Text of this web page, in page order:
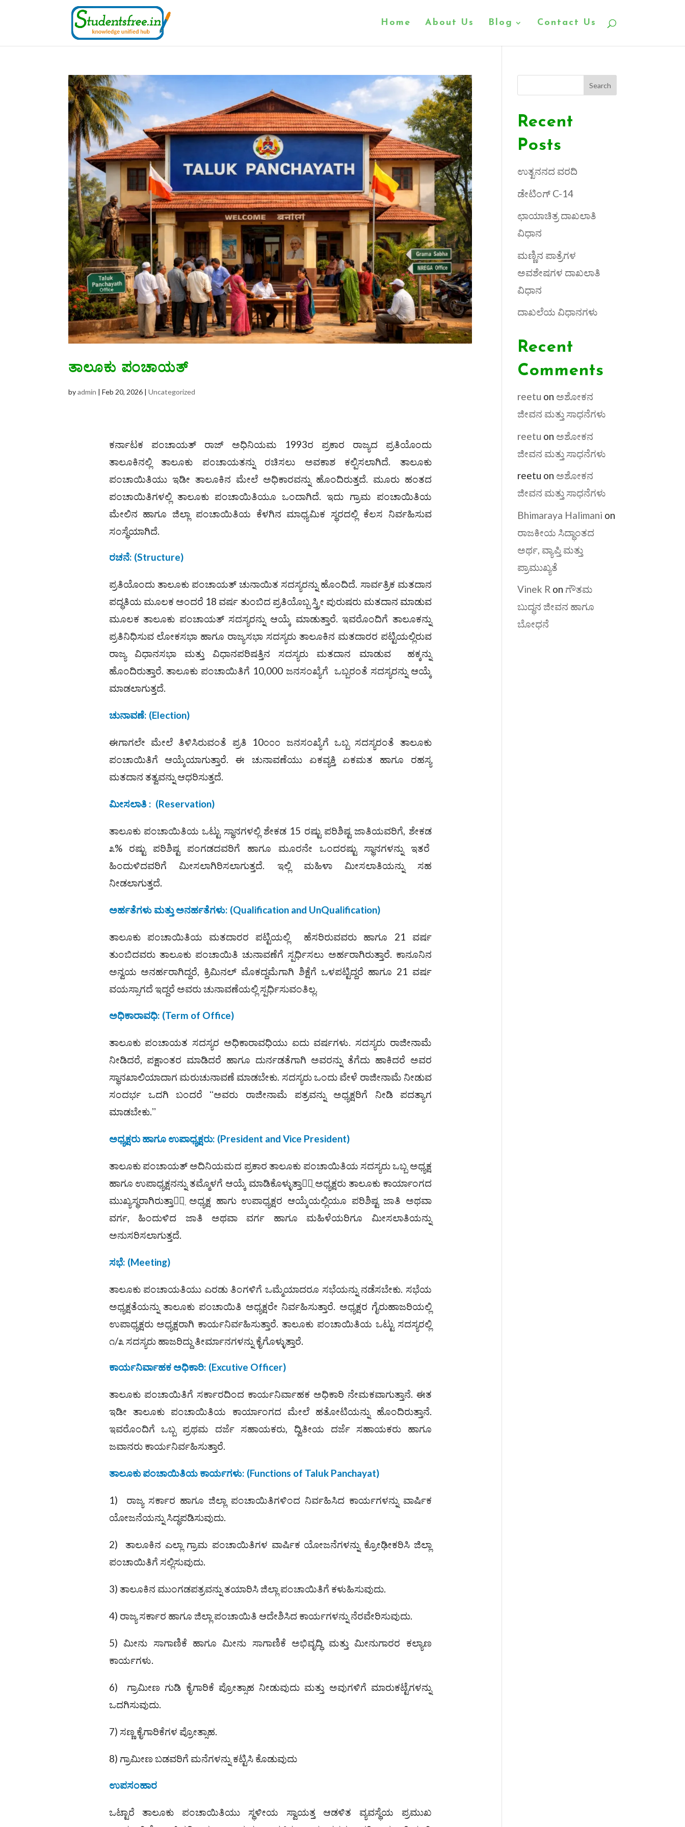
Home About Us Blog Contact Us
ತಾಲೂಕು ಪಂಚಾಯತ್
byadmin |Feb 20, 2026 |Uncategorized
ಕರ್ನಾಟಕ ಪಂಚಾಯತ್ ರಾಜ್ ಅಧಿನಿಯಮ 1993ರ ಪ್ರಕಾರ ರಾಜ್ಯದ ಪ್ರತಿಯೊಂದು
ತಾಲೂಕಿನಲ್ಲಿ ತಾಲೂಕು ಪಂಚಾಯತನ್ನು ರಚಿಸಲು ಅವಕಾಶ ಕಲ್ಪಿಸಲಾಗಿದೆ. ತಾಲೂಕು
ಪಂಚಾಯಿತಿಯು ಇಡೀ ತಾಲೂಕಿನ ಮೇಲೆ ಅಧಿಕಾರವನ್ನು ಹೊಂದಿರುತ್ತದೆ. ಮೂರು ಹಂತದ
ಪಂಚಾಯಿತಿಗಳಲ್ಲಿ ತಾಲೂಕು ಪಂಚಾಯಿತಿಯೂ ಒಂದಾಗಿದೆ. ಇದು ಗ್ರಾಮ ಪಂಚಾಯಿತಿಯ
ಮೇಲಿನ ಹಾಗೂ ಜಿಲ್ಲಾ ಪಂಚಾಯಿತಿಯ ಕೆಳಗಿನ ಮಾಧ್ಯಮಿಕ ಸ್ಥರದಲ್ಲಿ ಕೆಲಸ ನಿರ್ವಹಿಸುವ
ಸಂಸ್ಥೆಯಾಗಿದೆ.
ರಚನೆ: (Structure)
ಪ್ರತಿಯೊಂದು ತಾಲೂಕು ಪಂಚಾಯತ್ ಚುನಾಯಿತ ಸದಸ್ಯರನ್ನು ಹೊಂದಿದೆ. ಸಾರ್ವತ್ರಿಕ ಮತದಾನ
ಪದ್ಧತಿಯ ಮೂಲಕ ಅಂದರೆ 18 ವರ್ಷ ತುಂಬಿದ ಪ್ರತಿಯೊಬ್ಬ ಸ್ತ್ರೀ ಪುರುಷರು ಮತದಾನ ಮಾಡುವ
ಮೂಲಕ ತಾಲೂಕು ಪಂಚಾಯತ್ ಸದಸ್ಯರನ್ನು ಆಯ್ಕೆ ಮಾಡುತ್ತಾರೆ. ಇವರೊಂದಿಗೆ ತಾಲೂಕನ್ನು
ಪ್ರತಿನಿಧಿಸುವ ಲೋಕಸಭಾ ಹಾಗೂ ರಾಜ್ಯಸಭಾ ಸದಸ್ಯರು ತಾಲೂಕಿನ ಮತದಾರರ ಪಟ್ಟಿಯಲ್ಲಿರುವ
ರಾಜ್ಯ ವಿಧಾನಸಭಾ ಮತ್ತು ವಿಧಾನಪರಿಷತ್ತಿನ ಸದಸ್ಯರು ಮತದಾನ ಮಾಡುವ ಹಕ್ಕನ್ನು
ಹೊಂದಿರುತ್ತಾರೆ. ತಾಲೂಕು ಪಂಚಾಯಿತಿಗೆ 10,000 ಜನಸಂಖ್ಯೆಗೆ ಒಬ್ಬರಂತೆ ಸದಸ್ಯರನ್ನು ಆಯ್ಕೆ
ಮಾಡಲಾಗುತ್ತದೆ.
ಚುನಾವಣೆ: (Election)
ಈಗಾಗಲೇ ಮೇಲೆ ತಿಳಿಸಿರುವಂತೆ ಪ್ರತಿ 10೦೦೦ ಜನಸಂಖ್ಯೆಗೆ ಒಬ್ಬ ಸದಸ್ಯರಂತೆ ತಾಲೂಕು
ಪಂಚಾಯಿತಿಗೆ ಆಯ್ಕೆಯಾಗುತ್ತಾರೆ. ಈ ಚುನಾವಣೆಯು ಏಕವ್ಯಕ್ತಿ ಏಕಮತ ಹಾಗೂ ರಹಸ್ಯ
ಮತದಾನ ತತ್ವವನ್ನು ಆಧರಿಸುತ್ತದೆ.
ಮೀಸಲಾತಿ : (Reservation)
ತಾಲೂಕು ಪಂಚಾಯಿತಿಯ ಒಟ್ಟು ಸ್ಥಾನಗಳಲ್ಲಿ ಶೇಕಡ 15 ರಷ್ಟು ಪರಿಶಿಷ್ಟ ಜಾತಿಯವರಿಗೆ, ಶೇಕಡ
೩% ರಷ್ಟು ಪರಿಶಿಷ್ಟ ಪಂಗಡದವರಿಗೆ ಹಾಗೂ ಮೂರನೇ ಒಂದರಷ್ಟು ಸ್ಥಾನಗಳನ್ನು ಇತರೆ
ಹಿಂದುಳಿದವರಿಗೆ ಮೀಸಲಾಗಿರಿಸಲಾಗುತ್ತದೆ. ಇಲ್ಲಿ ಮಹಿಳಾ ಮೀಸಲಾತಿಯನ್ನು ಸಹ
ನೀಡಲಾಗುತ್ತದೆ.
ಅರ್ಹತೆಗಳು ಮತ್ತು ಅನರ್ಹತೆಗಳು: (Qualification and UnQualification)
ತಾಲೂಕು ಪಂಚಾಯಿತಿಯ ಮತದಾರರ ಪಟ್ಟಿಯಲ್ಲಿ ಹೆಸರಿರುವವರು ಹಾಗೂ 21 ವರ್ಷ
ತುಂಬಿದವರು ತಾಲೂಕು ಪಂಚಾಯಿತಿ ಚುನಾವಣೆಗೆ ಸ್ಪರ್ಧಿಸಲು ಅರ್ಹರಾಗಿರುತ್ತಾರೆ. ಕಾನೂನಿನ
ಅನ್ವಯ ಅನರ್ಹರಾಗಿದ್ದರೆ, ಕ್ರಿಮಿನಲ್ ಮೊಕದ್ದಮೆಗಾಗಿ ಶಿಕ್ಷೆಗೆ ಒಳಪಟ್ಟಿದ್ದರೆ ಹಾಗೂ 21 ವರ್ಷ
ವಯಸ್ಸಾಗದೆ ಇದ್ದರೆ ಅವರು ಚುನಾವಣೆಯಲ್ಲಿ ಸ್ಪರ್ಧಿಸುವಂತಿಲ್ಲ.
ಅಧಿಕಾರಾವಧಿ: (Term of Office)
ತಾಲೂಕು ಪಂಚಾಯತ ಸದಸ್ಯರ ಅಧಿಕಾರಾವಧಿಯು ಐದು ವರ್ಷಗಳು. ಸದಸ್ಯರು ರಾಜೀನಾಮೆ
ನೀಡಿದರೆ, ಪಕ್ಷಾಂತರ ಮಾಡಿದರೆ ಹಾಗೂ ದುರ್ನಡತೆಗಾಗಿ ಅವರನ್ನು ತೆಗೆದು ಹಾಕಿದರೆ ಅವರ
ಸ್ಥಾನಖಾಲಿಯಾದಾಗ ಮರುಚುನಾವಣೆ ಮಾಡಬೇಕು. ಸದಸ್ಯರು ಒಂದು ವೇಳೆ ರಾಜೀನಾಮೆ ನೀಡುವ
ಸಂದರ್ಭ ಒದಗಿ ಬಂದರೆ ʻʻಅವರು ರಾಜೀನಾಮೆ ಪತ್ರವನ್ನು ಅಧ್ಯಕ್ಷರಿಗೆ ನೀಡಿ ಪದತ್ಯಾಗ
ಮಾಡಬೇಕು.ʼʼ
ಅಧ್ಯಕ್ಷರು ಹಾಗೂ ಉಪಾಧ್ಯಕ್ಷರು: (President and Vice President)
ತಾಲೂಕು ಪಂಚಾಯತ್ ಅದಿನಿಯಮದ ಪ್ರಕಾರ ತಾಲೂಕು ಪಂಚಾಯಿತಿಯ ಸದಸ್ಯರು ಒಬ್ಬ ಅಧ್ಯಕ್ಷ
ಹಾಗೂ ಉಪಾಧ್ಯಕ್ಷನನ್ನು ತಮ್ಮೊಳಗೆ ಆಯ್ಕೆ ಮಾಡಿಕೊಳ್ಳುತ್ತಾರೆ̤ ಅಧ್ಯಕ್ಷರು ತಾಲೂಕು ಕಾರ್ಯಾಂಗದ
ಮುಖ್ಯಸ್ಥರಾಗಿರುತ್ತಾರೆ̤ ಅಧ್ಯಕ್ಷ ಹಾಗು ಉಪಾಧ್ಯಕ್ಷರ ಆಯ್ಕೆಯಲ್ಲಿಯೂ ಪರಿಶಿಷ್ಟ ಜಾತಿ ಅಥವಾ
ವರ್ಗ, ಹಿಂದುಳಿದ ಜಾತಿ ಅಥವಾ ವರ್ಗ ಹಾಗೂ ಮಹಿಳೆಯರಿಗೂ ಮೀಸಲಾತಿಯನ್ನು
ಅನುಸರಿಸಲಾಗುತ್ತದೆ.
ಸಭೆ: (Meeting)
ತಾಲೂಕು ಪಂಚಾಯತಿಯು ಎರಡು ತಿಂಗಳಿಗೆ ಒಮ್ಮೆಯಾದರೂ ಸಭೆಯನ್ನು ನಡೆಸಬೇಕು. ಸಭೆಯ
ಅಧ್ಯಕ್ಷತೆಯನ್ನು ತಾಲೂಕು ಪಂಚಾಯಿತಿ ಅಧ್ಯಕ್ಷರೇ ನಿರ್ವಹಿಸುತ್ತಾರೆ. ಅಧ್ಯಕ್ಷರ ಗೈರುಹಾಜರಿಯಲ್ಲಿ
ಉಪಾಧ್ಯಕ್ಷರು ಅಧ್ಯಕ್ಷರಾಗಿ ಕಾರ್ಯನಿರ್ವಹಿಸುತ್ತಾರೆ. ತಾಲೂಕು ಪಂಚಾಯಿತಿಯ ಒಟ್ಟು ಸದಸ್ಯರಲ್ಲಿ
೧/೩ ಸದಸ್ಯರು ಹಾಜರಿದ್ದು ತೀರ್ಮಾನಗಳನ್ನು ಕೈಗೊಳ್ಳುತ್ತಾರೆ.
ಕಾರ್ಯನಿರ್ವಾಹಕ ಅಧಿಕಾರಿ: (Excutive Officer)
ತಾಲೂಕು ಪಂಚಾಯಿತಿಗೆ ಸರ್ಕಾರದಿಂದ ಕಾರ್ಯನಿರ್ವಾಹಕ ಅಧಿಕಾರಿ ನೇಮಕವಾಗುತ್ತಾನೆ. ಈತ
ಇಡೀ ತಾಲೂಕು ಪಂಚಾಯಿತಿಯ ಕಾರ್ಯಾಂಗದ ಮೇಲೆ ಹತೋಟಿಯನ್ನು ಹೊಂದಿರುತ್ತಾನೆ.
ಇವರೊಂದಿಗೆ ಒಬ್ಬ ಪ್ರಥಮ ದರ್ಜೆ ಸಹಾಯಕರು, ದ್ವಿತೀಯ ದರ್ಜೆ ಸಹಾಯಕರು ಹಾಗೂ
ಜವಾನರು ಕಾರ್ಯನಿರ್ವಹಿಸುತ್ತಾರೆ.
ತಾಲೂಕು ಪಂಚಾಯಿತಿಯ ಕಾರ್ಯಗಳು: (Functions of Taluk Panchayat)
1) ರಾಜ್ಯ ಸರ್ಕಾರ ಹಾಗೂ ಜಿಲ್ಲಾ ಪಂಚಾಯಿತಿಗಳಿಂದ ನಿರ್ವಹಿಸಿದ ಕಾರ್ಯಗಳನ್ನು ವಾರ್ಷಿಕ
ಯೋಜನೆಯನ್ನು ಸಿದ್ಧಪಡಿಸುವುದು.
2) ತಾಲೂಕಿನ ಎಲ್ಲಾ ಗ್ರಾಮ ಪಂಚಾಯಿತಿಗಳ ವಾರ್ಷಿಕ ಯೋಜನೆಗಳನ್ನು ಕ್ರೋಢೀಕರಿಸಿ ಜಿಲ್ಲಾ
ಪಂಚಾಯಿತಿಗೆ ಸಲ್ಲಿಸುವುದು.
3) ತಾಲೂಕಿನ ಮುಂಗಡಪತ್ರವನ್ನು ತಯಾರಿಸಿ ಜಿಲ್ಲಾ ಪಂಚಾಯಿತಿಗೆ ಕಳುಹಿಸುವುದು.
4) ರಾಜ್ಯ ಸರ್ಕಾರ ಹಾಗೂ ಜಿಲ್ಲಾ ಪಂಚಾಯಿತಿ ಆದೇಶಿಸಿದ ಕಾರ್ಯಗಳನ್ನು ನೆರವೇರಿಸುವುದು.
5) ಮೀನು ಸಾಗಾಣಿಕೆ ಹಾಗೂ ಮೀನು ಸಾಗಾಣಿಕೆ ಅಭಿವೃದ್ಧಿ ಮತ್ತು ಮೀನುಗಾರರ ಕಲ್ಯಾಣ
ಕಾರ್ಯಗಳು.
6) ಗ್ರಾಮೀಣ ಗುಡಿ ಕೈಗಾರಿಕೆ ಪ್ರೋತ್ಸಾಹ ನೀಡುವುದು ಮತ್ತು ಅವುಗಳಿಗೆ ಮಾರುಕಟ್ಟೆಗಳನ್ನು
ಒದಗಿಸುವುದು.
7) ಸಣ್ಣ ಕೈಗಾರಿಕೆಗಳ ಪ್ರೋತ್ಸಾಹ.
8) ಗ್ರಾಮೀಣ ಬಡವರಿಗೆ ಮನೆಗಳನ್ನು ಕಟ್ಟಿಸಿ ಕೊಡುವುದು
ಉಪಸಂಹಾರ
ಒಟ್ಟಾರೆ ತಾಲೂಕು ಪಂಚಾಯಿತಿಯು ಸ್ಥಳೀಯ ಸ್ವಾಯತ್ತ ಆಡಳಿತ ವ್ಯವಸ್ಥೆಯ ಪ್ರಮುಖ
Search
Recent
Posts
ಉತ್ಖನನದ ವರದಿ
ಡೇಟಿಂಗ್ C-14
ಛಾಯಾಚಿತ್ರ ದಾಖಲಾತಿ
ವಿಧಾನ
ಮಣ್ಣಿನ ಪಾತ್ರೆಗಳ
ಅವಶೇಷಗಳ ದಾಖಲಾತಿ
ವಿಧಾನ
ದಾಖಲೆಯ ವಿಧಾನಗಳು
Recent
Comments
reetu on ಅಶೋಕನ
ಜೀವನ ಮತ್ತು ಸಾಧನೆಗಳು
reetu on ಅಶೋಕನ
ಜೀವನ ಮತ್ತು ಸಾಧನೆಗಳು
reetu on ಅಶೋಕನ
ಜೀವನ ಮತ್ತು ಸಾಧನೆಗಳು
Bhimaraya Halimani on
ರಾಜಕೀಯ ಸಿದ್ಧಾಂತದ
ಅರ್ಥ, ವ್ಯಾಪ್ತಿ ಮತ್ತು
ಪ್ರಾಮುಖ್ಯತೆ
Vinek R on ಗೌತಮ
ಬುದ್ಧನ ಜೀವನ ಹಾಗೂ
ಬೋಧನೆ